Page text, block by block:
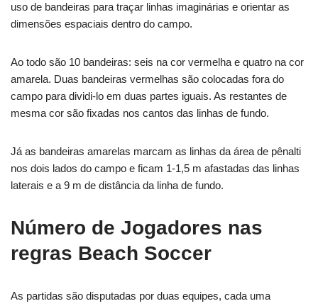
uso de bandeiras para traçar linhas imaginárias e orientar as
dimensões espaciais dentro do campo.
Ao todo são 10 bandeiras: seis na cor vermelha e quatro na cor
amarela. Duas bandeiras vermelhas são colocadas fora do
campo para dividi-lo em duas partes iguais. As restantes de
mesma cor são fixadas nos cantos das linhas de fundo.
Já as bandeiras amarelas marcam as linhas da área de pênalti
nos dois lados do campo e ficam 1-1,5 m afastadas das linhas
laterais e a 9 m de distância da linha de fundo.
Número de Jogadores nas
regras Beach Soccer
As partidas são disputadas por duas equipes, cada uma